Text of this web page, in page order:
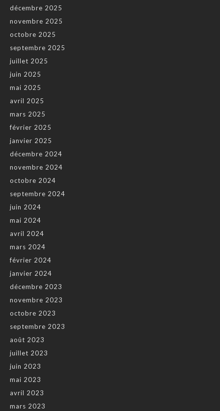
décembre 2025
novembre 2025
octobre 2025
septembre 2025
juillet 2025
juin 2025
mai 2025
avril 2025
mars 2025
février 2025
janvier 2025
décembre 2024
novembre 2024
octobre 2024
septembre 2024
juin 2024
mai 2024
avril 2024
mars 2024
février 2024
janvier 2024
décembre 2023
novembre 2023
octobre 2023
septembre 2023
août 2023
juillet 2023
juin 2023
mai 2023
avril 2023
mars 2023